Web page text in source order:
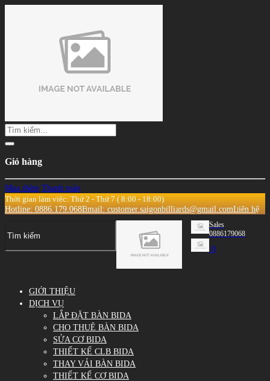
Giỏ hàng
Mua thêm Thanh toán
Thời gian làm việc: Thứ 2 - Thứ 7 ( 8:00 - 18:00)
Hotline: 0886.179.068Email: customer.saigonbilliards@gmail.comLiên hệ
Sales
0886179068
0
GIỚI THIỆU
DỊCH VỤ
LẮP ĐẶT BÀN BIDA
CHO THUÊ BÀN BIDA
SỬA CƠ BIDA
THIẾT KẾ CLB BIDA
THAY VẢI BÀN BIDA
THIẾT KẾ CƠ BIDA